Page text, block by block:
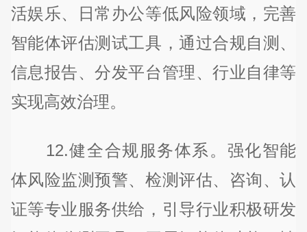
活娱乐、日常办公等低风险领域，完善
智能体评估测试工具，通过合规自测、
信息报告、分发平台管理、行业自律等
实现高效治理。
12.健全合规服务体系。强化智能
体风险监测预警、检测评估、咨询、认
证等专业服务供给，引导行业积极研发